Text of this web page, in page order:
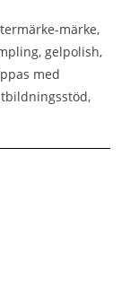
märke,
gelpolish,
med